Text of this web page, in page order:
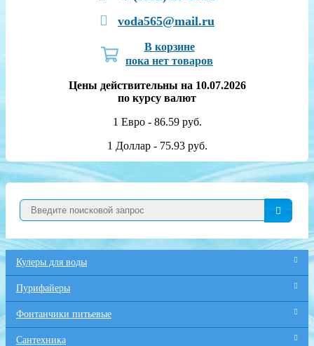
voda565@mail.ru
В корзине
пока нет товаров
Цены действительны на 10.07.2026
по курсу валют
1 Евро - 86.59 руб.
1 Доллар - 75.93 руб.
Кулеры для воды
Пурифайеры
Фонтанчики питьевые
Сантехника